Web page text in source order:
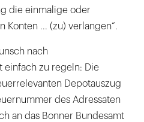
die einmalige oder
... (zu) verlangen“.
nach
einfach zu regeln: Die
Depotauszug
des Adressaten
an das Bonner Bundesamt